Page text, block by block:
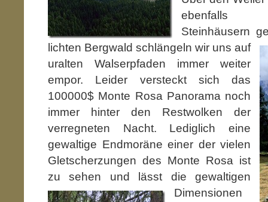
ebenfalls
Steinhäusern
lichten Bergwald schlängeln wir uns auf
uralten Walserpfaden immer weiter
empor. Leider versteckt sich das
100000$ Monte Rosa Panorama noch
immer hinter den Restwolken der
verregneten Nacht. Lediglich eine
gewaltige Endmoräne einer der vielen
Gletscherzungen des Monte Rosa ist
zu sehen und lässt die gewaltigen
Dimensionen